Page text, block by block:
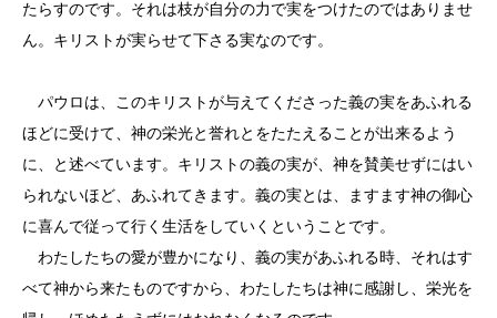
たらすのです。それは枝が自分の力で実をつけたのではありませ
ん。キリストが実らせて下さる実なのです。
パウロは、このキリストが与えてくださった義の実をあふれる
ほどに受けて、神の栄光と誉れとをたたえることが出来るよう
に、と述べています。キリストの義の実が、神を賛美せずにはい
られないほど、あふれてきます。義の実とは、ますます神の御心
に喜んで従って行く生活をしていくということです。
わたしたちの愛が豊かになり、義の実があふれる時、それはす
べて神から来たものですから、わたしたちは神に感謝し、栄光を